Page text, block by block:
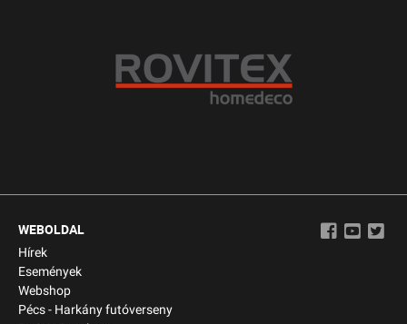
WEBOLDAL
Hírek
Események
Webshop
Pécs - Harkány futóverseny